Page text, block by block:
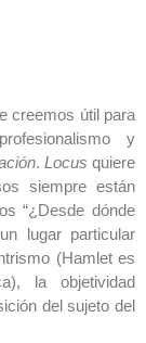
creemos útil para
y
. Locus quiere
siempre están
“¿Desde dónde
lugar particular
(Hamlet es
la objetividad
del sujeto del